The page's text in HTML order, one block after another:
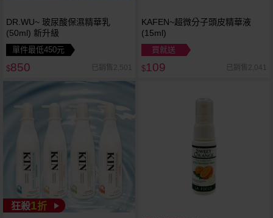
DR.WU~ 玻尿酸保濕精華乳
(50ml) 新升級
單件最低450元
$850 已銷售2,501
KAFEN~超微分子頭皮精華液
(15ml)
買就送
$109 已銷售2,041
狂殺1折